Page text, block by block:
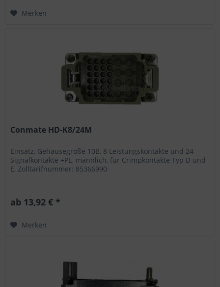
Merken
Conmate HD-K8/24M
Einsatz, Gehäusegröße 10B, 8 Leistungskontakte und 24
Signalkontakte +PE, männlich, für Crimpkontakte Typ D und
E, Zolltarifnummer: 85366990
ab 13,92 € *
Merken